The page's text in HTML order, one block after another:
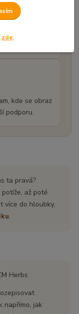
chcete k
kde se obraz
podporu.
ta pravá?
až poté
více do hloubky,
.
napřímo, jak
zde.